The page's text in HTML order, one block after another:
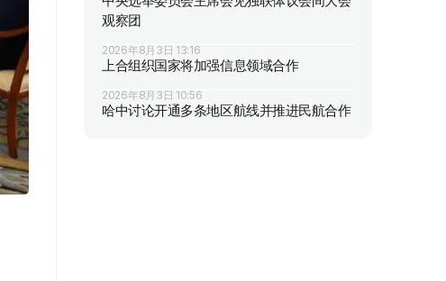
观察团
2026年8月3日 13:16
上合组织国家将加强信息领域合作
2026年8月3日 10:56
哈中讨论开通多条地区航线并推进民航合作